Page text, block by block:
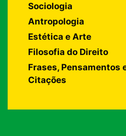
Sociologia
Antropologia
Estética e Arte
Filosofia do Direito
Frases, Pensamentos
Citações